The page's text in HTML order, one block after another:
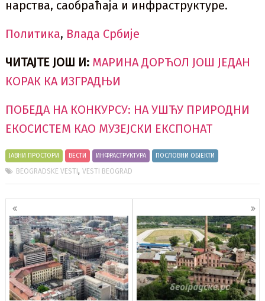
нар­ства, са­о­бра­ћа­ја и ин­фра­струк­ту­ре.
Политика, Влада Србије
ЧИТАЈТЕ ЈОШ И: МАРИНА ДОРЋОЛ ЈОШ ЈЕДАН
КОРАК КА ИЗГРАДЊИ
ПОБЕДА НА КОНКУРСУ: НА УШЋУ ПРИРОДНИ
ЕКОСИСТЕМ КАО МУЗЕЈСКИ ЕКСПОНАТ
ЈАВНИ ПРОСТОРИ ВЕСТИ ИНФРАСТРУКТУРА ПОСЛОВНИ ОБЈЕКТИ
BEOGRADSKE VESTI,VESTI BEOGRAD
Кретање
чланака